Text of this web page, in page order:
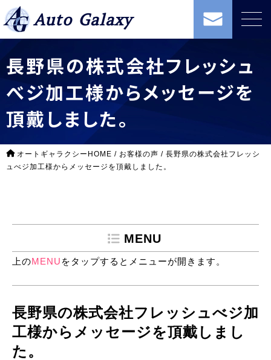
Auto Galaxy
長野県の株式会社フレッシュ
べジ加工様からメッセージを
頂戴しました。
オートギャラクシーHOME / お客様の声 / 長野県の株式会社フレッシ
ュべジ加工様からメッセージを頂戴しました。
MENU
上のMENU をタップするとメニューが開きます。
長野県の株式会社フレッシュべジ加
工様からメッセージを頂戴しまし
た。